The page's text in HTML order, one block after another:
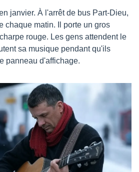
janvier. À l'arrêt de bus Part-Dieu,
chaque matin. Il porte un gros
rouge. Les gens attendent le
sa musique pendant qu'ils
panneau d'affichage.